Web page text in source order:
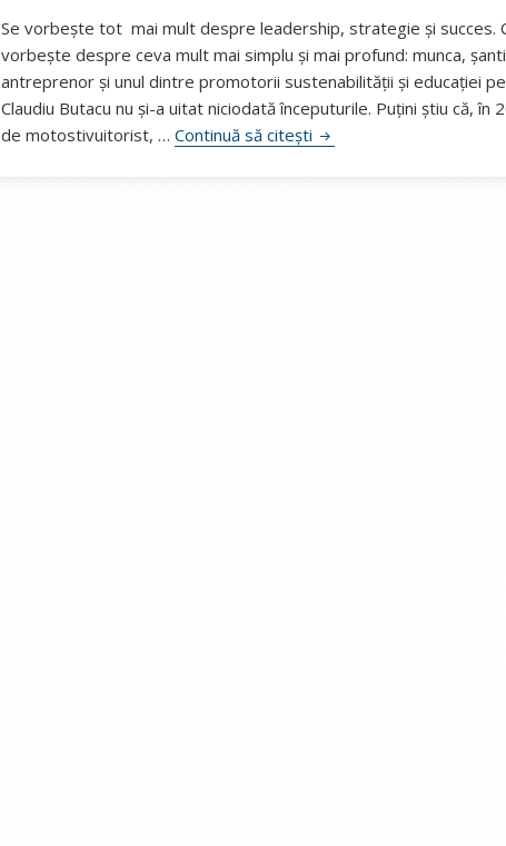
Se vorbește tot mai mult despre leadership, strategie și succes.
vorbește despre ceva mult mai simplu și mai profund: munca,
antreprenor și unul dintre promotorii sustenabilității și educației
Claudiu Butacu nu și-a uitat niciodată începuturile. Puțini știu că,
de motostivuitorist, …Continuă să citești Claudiu Butacu, despre